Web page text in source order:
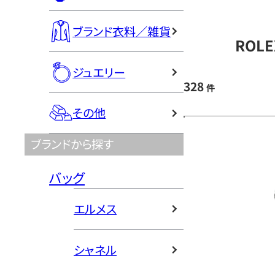
ブランド衣料／雑貨
ジュエリー
その他
ブランドから探す
バッグ
エルメス
シャネル
328 件